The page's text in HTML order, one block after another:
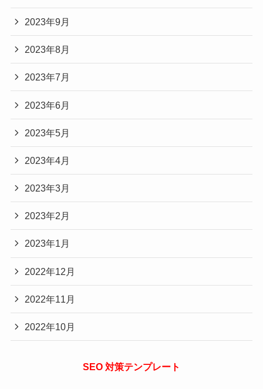
2023年9月
2023年8月
2023年7月
2023年6月
2023年5月
2023年4月
2023年3月
2023年2月
2023年1月
2022年12月
2022年11月
2022年10月
SEO 対策テンプレート